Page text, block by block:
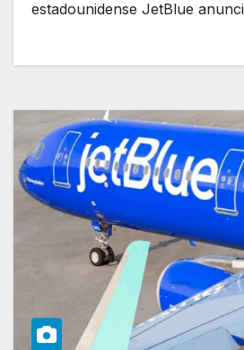
estadounidense JetBlue